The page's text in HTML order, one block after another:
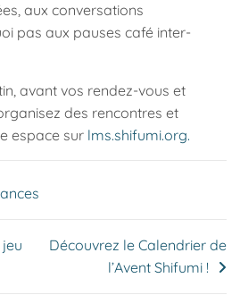
aux conversations
pas aux pauses café inter-
avant vos rendez-vous et
des rencontres et
espace sur lms.shifumi.org.
Découvrez le Calendrier de
l’Avent Shifumi !